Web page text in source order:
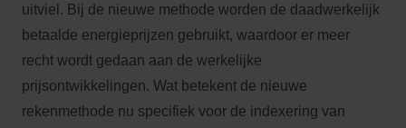
uitviel. Bij de nieuwe methode worden de daadwerkelijk
betaalde energieprijzen gebruikt, waardoor er meer
recht wordt gedaan aan de werkelijke
prijsontwikkelingen. Wat betekent de nieuwe
rekenmethode nu specifiek voor de indexering van